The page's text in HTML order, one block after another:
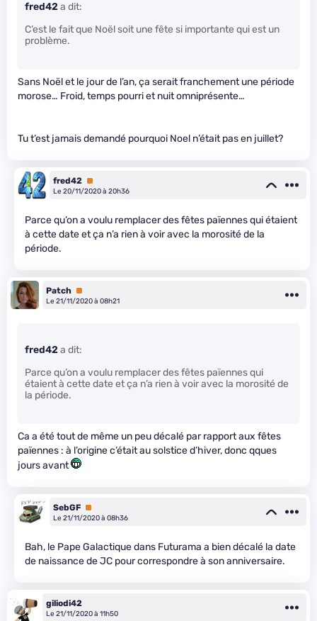
fred42a dit:
C’est le fait que Noël soit une fête si importante qui est un
problème.
Sans Noël et le jour de l’an, ça serait franchement une période
morose… Froid, temps pourri et nuit omniprésente…
Tu t’est jamais demandé pourquoi Noel n’était pas en juillet?
fred42 Premium
Le 20/11/2020 à 20h36
Parce qu’on a voulu remplacer des fêtes païennes qui étaient
à cette date et ça n’a rien à voir avec la morosité de la
période.
Patch Premium
Le 21/11/2020 à 08h21
fred42a dit:
Parce qu’on a voulu remplacer des fêtes païennes qui
étaient à cette date et ça n’a rien à voir avec la morosité de
la période.
Ca a été tout de même un peu décalé par rapport aux fêtes
païennes : à l’origine c’était au solstice d’hiver, donc qques
jours avant
SebGF Premium
Le 21/11/2020 à 08h36
Bah, le Pape Galactique dans Futurama a bien décalé la date
de naissance de JC pour correspondre à son anniversaire.
giliodi42
Le 21/11/2020 à 11h50